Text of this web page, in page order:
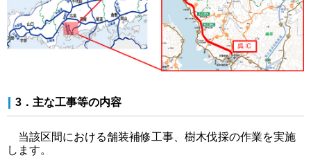
3．主な工事等の内容
当該区間における舗装補修工事、樹木伐採の作業を実施
します。